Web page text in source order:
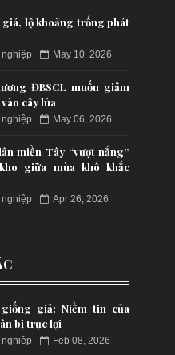
lộ khoảng trống phát
May 10, 2026
ĐBSCL muốn giảm
vào cây lúa
May 06, 2026
miền Tây “vượt nắng”
giữa mùa khô khắc
Apr 26, 2026
giả: Niềm tin của
bị trục lợi
Feb 08, 2026